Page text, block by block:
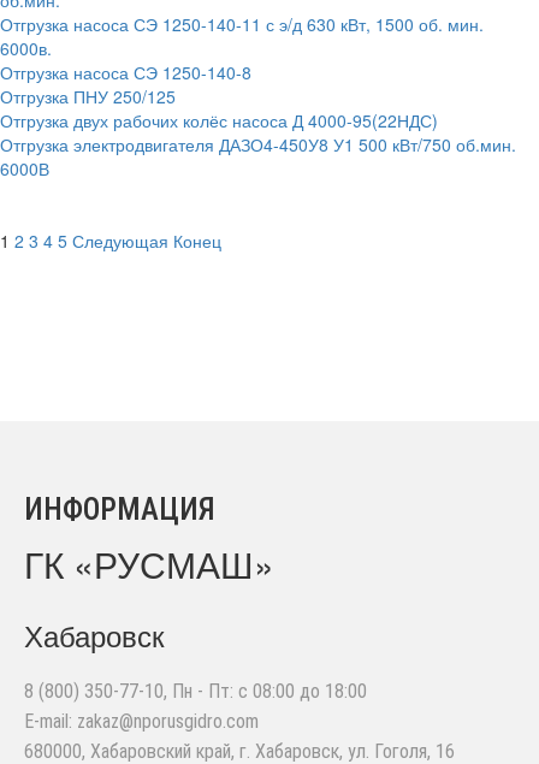
Отгрузка насоса СЭ 1250-140-11 с э/д 630 кВт, 1500 об. мин.
6000в.
Отгрузка насоса СЭ 1250-140-8
Отгрузка ПНУ 250/125
Отгрузка двух рабочих колёс насоса Д 4000-95(22НДС)
Отгрузка электродвигателя ДАЗО4-450У8 У1 500 кВт/750 об.мин.
6000В
1 2 3 4 5 Следующая Конец
ИНФОРМАЦИЯ
ГК «РУСМАШ»
Хабаровск
8 (800) 350-77-10, Пн - Пт: с 08:00 до 18:00
E-mail: zakaz@nporusgidro.com
680000, Хабаровский край, г. Хабаровск, ул. Гоголя, 16